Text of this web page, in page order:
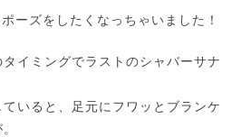
ーズをしたくなっちゃいました！
イミングでラストのシャバーサナ
いると、足元にフワッとブランケ